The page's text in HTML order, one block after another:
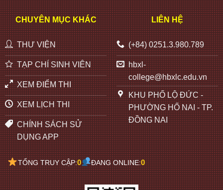
CHUYÊN MỤC KHÁC
THƯ VIỆN
TẠP CHÍ SINH VIÊN
XEM ĐIỂM THI
XEM LỊCH THI
CHÍNH SÁCH SỬ
DỤNG APP
LIÊN HỆ
(+84) 0251.3.980.789
hbxl-
college@hbxlc.edu.vn
KHU PHỐ LỘ ĐỨC -
PHƯỜNG HỐ NAI - TP.
ĐỒNG NAI
TỔNG TRUY CẬP:0 ĐANG ONLINE:0